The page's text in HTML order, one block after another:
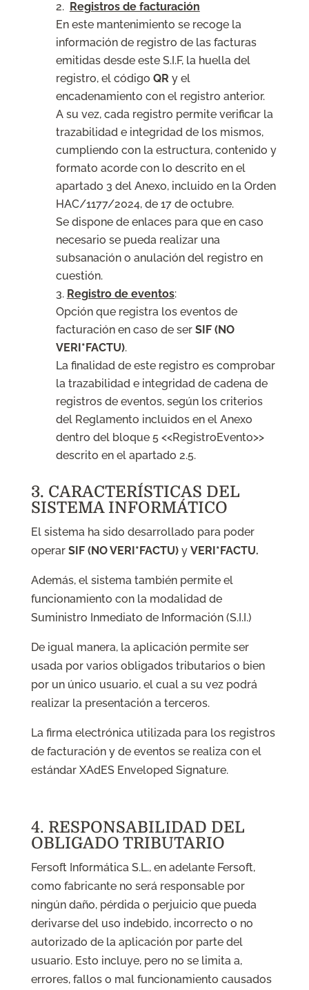
Registros de facturación
En este mantenimiento se recoge la
información de registro de las facturas
emitidas desde este S.I.F, la huella del
registro, el código QRy el
encadenamiento con el registro anterior.
A su vez, cada registro permite verificar la
trazabilidad e integridad de los mismos,
cumpliendo con la estructura, contenido y
formato acorde con lo descrito en el
apartado 3 del Anexo, incluido en la Orden
HAC/1177/2024, de 17 de octubre.
Se dispone de enlaces para que en caso
necesario se pueda realizar una
subsanación o anulación del registro en
cuestión.
Registro de eventos:
Opción que registra los eventos de
facturación en caso de ser SIF (NO
VERI*FACTU).
La finalidad de este registro es comprobar
la trazabilidad e integridad de cadena de
registros de eventos, según los criterios
del Reglamento incluidos en el Anexo
dentro del bloque 5 <<RegistroEvento>>
descrito en el apartado 2.5.
3. CARACTERÍSTICAS DEL
SISTEMA INFORMÁTICO
El sistema ha sido desarrollado para poder
operar SIF (NO VERI*FACTU)y VERI*FACTU.
Además, el sistema también permite el
funcionamiento con la modalidad de
Suministro Inmediato de Información (S.I.I.)
De igual manera, la aplicación permite ser
usada por varios obligados tributarios o bien
por un único usuario, el cual a su vez podrá
realizar la presentación a terceros.
La firma electrónica utilizada para los registros
de facturación y de eventos se realiza con el
estándar XAdES Enveloped Signature.
4. RESPONSABILIDAD DEL
OBLIGADO TRIBUTARIO
Fersoft Informática S.L., en adelante Fersoft,
como fabricante no será responsable por
ningún daño, pérdida o perjuicio que pueda
derivarse del uso indebido, incorrecto o no
autorizado de la aplicación por parte del
usuario. Esto incluye, pero no se limita a,
errores, fallos o mal funcionamiento causados